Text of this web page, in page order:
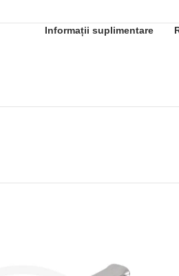
Informații suplimentare